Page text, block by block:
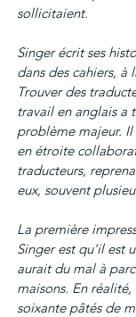
sollicitaient.
Singer écrit ses
dans des cahiers, à
Trouver des
travail en anglais a
problème majeur.
en étroite
traducteurs,
eux, souvent
La première
Singer est qu'il est
aurait du mal à
maisons. En
soixante pâtés de